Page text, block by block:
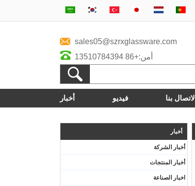
sales05@szrxglassware.com
أمن:+86 13510784394
الاتصال بنا فيديو أخبار
أخبار
أخبار الشركة
أخبار المنتجات
اخبار الصناعة